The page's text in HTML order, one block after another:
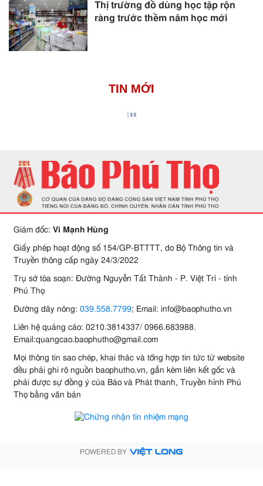
Thị trường đồ dùng học tập rộn
ràng trước thềm năm học mới
TIN MỚI
Giám đốc: Vi Mạnh Hùng
Giấy phép hoạt động số 154/GP-BTTTT, do Bộ Thông tin và
Truyền thông cấp ngày 24/3/2022
Trụ sở tòa soạn: Đường Nguyễn Tất Thành - P. Việt Trì - tỉnh
Phú Thọ
Đường dây nóng: 039.558.7799; Email: info@baophutho.vn
Liên hệ quảng cáo: 0210.3814337/ 0966.683988.
Email:quangcao.baophutho@gmail.com
Mọi thông tin sao chép, khai thác và tổng hợp tin tức từ website
đều phải ghi rõ nguồn baophutho.vn, gắn kèm liên kết gốc và
phải được sự đồng ý của Báo và Phát thanh, Truyền hình Phú
Thọ bằng văn bản
POWERED BY